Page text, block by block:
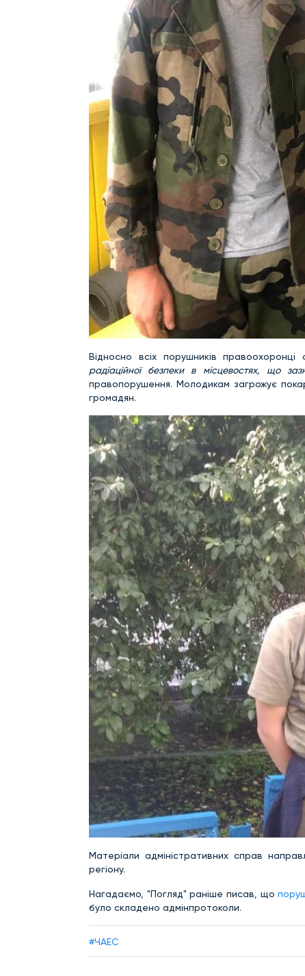
Відносно всіх порушників правоохоронці
радіаційної безпеки в місцевостях, що
правопорушення. Молодикам загрожує
громадян.
Матеріали адміністративних справ
регіону.
Нагадаємо, "Погляд" раніше писав, що
було складено адмінпротоколи.
#ЧАЕС